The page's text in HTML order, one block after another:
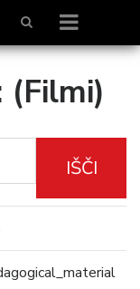
(Filmi)
IŠČI